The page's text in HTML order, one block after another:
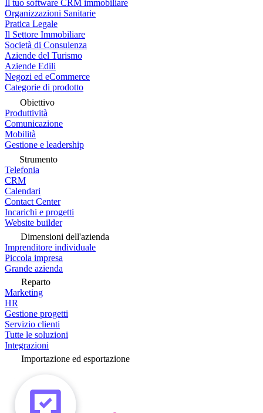
Il tuo software CRM immobiliare
Organizzazioni Sanitarie
Pratica Legale
Il Settore Immobiliare
Società di Consulenza
Aziende del Turismo
Aziende Edili
Negozi ed eCommerce
Categorie di prodotto
Obiettivo
Produttività
Comunicazione
Mobilità
Gestione e leadership
Strumento
Telefonia
CRM
Calendari
Contact Center
Incarichi e progetti
Website builder
Dimensioni dell'azienda
Imprenditore individuale
Piccola impresa
Grande azienda
Reparto
Marketing
HR
Gestione progetti
Servizio clienti
Tutte le soluzioni
Integrazioni
Importazione ed esportazione